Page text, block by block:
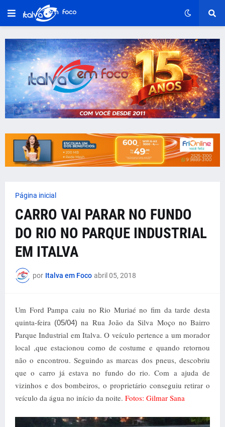
Página inicial
CARRO VAI PARAR NO FUNDO
DO RIO NO PARQUE INDUSTRIAL
EM ITALVA
por Italva em Foco abril 05, 2018
Um Ford Pampa caiu no Rio Muriaé no fim da tarde desta
quinta-feira (05/04) na Rua João da Silva Moço no Bairro
Parque Industrial em Italva. O veículo pertence a um morador
local ,que estacionou como de costume e quando retornou
não o encontrou. Seguindo as marcas dos pneus, descobriu
que o carro já estava no fundo do rio. Com a ajuda de
vizinhos e dos bombeiros, o proprietário conseguiu retirar o
veículo da água no início da noite. Fotos: Gilmar Sana